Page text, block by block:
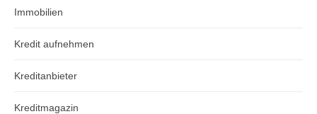
Immobilien
Kredit aufnehmen
Kreditanbieter
Kreditmagazin